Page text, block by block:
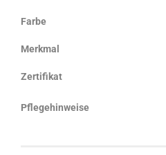
Farbe
Merkmal
Zertifikat
Pflegehinweise